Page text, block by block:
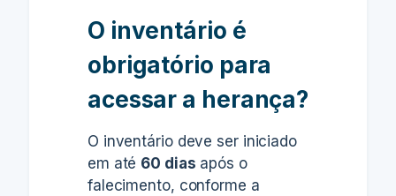
O inventário é
obrigatório para
acessar a herança?
O inventário deve ser iniciado
em até 60 dias após o
falecimento, conforme a